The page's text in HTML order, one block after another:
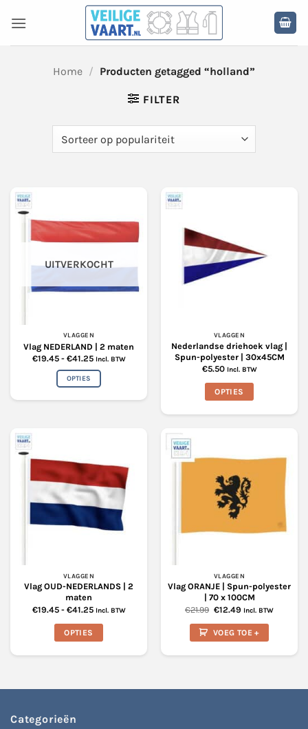
naar
inhoud
Home / Producten getagged “holland”
FILTER
UITVERKOCHT
VLAGGEN
Vlag NEDERLAND | 2 maten
€19.45 - €41.25Prijsklasse:
tot
Incl. BTW
OPTIES
Deze
optie
kan
gekozen
worden
op
VLAGGEN
Nederlandse driehoek vlag |
Spun-polyester | 30x45CM
€5.50 Incl. BTW
OPTIES
variaties.
Deze
optie
kan
gekozen
worden
productpagina
VLAGGEN
Vlag OUD-NEDERLANDS | 2
maten
€19.45 - €41.25Prijsklasse:
tot
Incl. BTW
OPTIES
meerdere
VLAGGEN
Vlag ORANJE | Spun-polyester
| 70 x 100CM
€21.99 Oorspronkelijke
prijs
was:
€21.99.
€12.49Huidige
is:
€12.49.
Incl. BTW
VOEG TOE +
Categorieën